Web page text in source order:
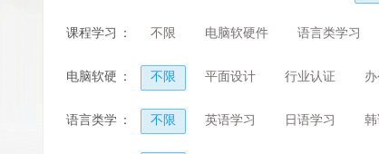
课程学习 ： 不限 电脑软硬件 语言类学习
电脑软硬 ： 不限 平面设计 行业认证
电子商务
语言类学 ： 不限 英语学习 日语学习 韩